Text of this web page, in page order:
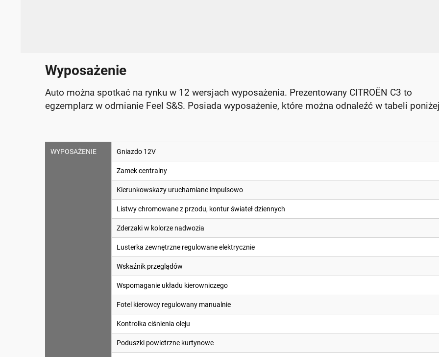
Wyposażenie
Auto można spotkać na rynku w 12 wersjach wyposażenia. Prezentowany CITROËN C3 to
egzemplarz w odmianie Feel S&S. Posiada wyposażenie, które można odnaleźć w tabeli
WYPOSAŻENIE Gniazdo 12V
Zamek centralny
Kierunkowskazy uruchamiane impulsowo
Listwy chromowane z przodu, kontur świateł dziennych
Zderzaki w kolorze nadwozia
Lusterka zewnętrzne regulowane elektrycznie
Wskaźnik przeglądów
Wspomaganie układu kierowniczego
Fotel kierowcy regulowany manualnie
Kontrolka ciśnienia oleju
Poduszki powietrzne kurtynowe